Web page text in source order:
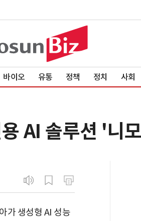
바이오 유통 정책 정치 사회
AI 솔루션 '니
가 생성형 AI 성능